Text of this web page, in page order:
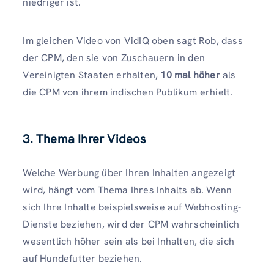
Im gleichen Video von VidIQ oben sagt Rob, dass
der CPM, den sie von Zuschauern in den
Vereinigten Staaten erhalten, 10 mal höherals
die CPM von ihrem indischen Publikum erhielt.
3. Thema Ihrer Videos
Welche Werbung über Ihren Inhalten angezeigt
wird, hängt vom Thema Ihres Inhalts ab. Wenn
sich Ihre Inhalte beispielsweise auf Webhosting-
Dienste beziehen, wird der CPM wahrscheinlich
wesentlich höher sein als bei Inhalten, die sich
auf Hundefutter beziehen.